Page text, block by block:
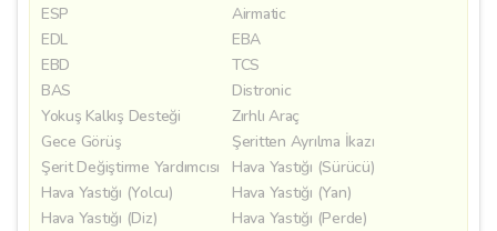
ESP
Airmatic
EDL
EBA
EBD
TCS
BAS
Distronic
Yokuş Kalkış Desteği
Zırhlı Araç
Gece Görüş
Şeritten Ayrılma İkazı
Şerit Değiştirme Yardımcısı
Hava Yastığı (Sürücü)
Hava Yastığı (Yolcu)
Hava Yastığı (Yan)
Hava Yastığı (Diz)
Hava Yastığı (Perde)